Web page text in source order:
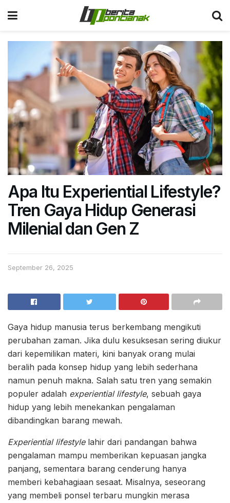
Apa Itu Experiential Lifestyle?
Tren Gaya Hidup Generasi
Milenial dan Gen Z
September 26, 2025
Gaya hidup manusia terus berkembang mengikuti
perubahan zaman. Jika dulu kesuksesan sering diukur
dari kepemilikan materi, kini banyak orang mulai
beralih pada konsep hidup yang lebih sederhana
namun penuh makna. Salah satu tren yang semakin
populer adalah experiential lifestyle, sebuah gaya
hidup yang lebih menekankan pengalaman
dibandingkan barang mewah.
Experiential lifestylelahir dari pandangan bahwa
pengalaman mampu memberikan kepuasan jangka
panjang, sementara barang cenderung hanya
memberi kebahagiaan sesaat. Misalnya, seseorang
yang membeli ponsel terbaru mungkin merasa